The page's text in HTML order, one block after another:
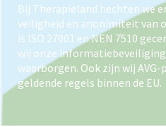
Bij Therapieland hechten we
veiligheid en anonimiteit van
is ISO 27001 en NEN 7510
wij onze
waarborgen. Ook zijn wij
geldende regels binnen de EU.